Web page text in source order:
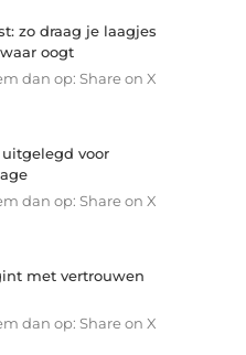
zo draag je laagjes
oogt
dan op: Share on X
voor
dan op: Share on X
met vertrouwen
dan op: Share on X